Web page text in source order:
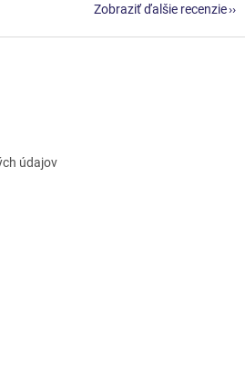
Zobraziť ďalšie recenzie
údajov